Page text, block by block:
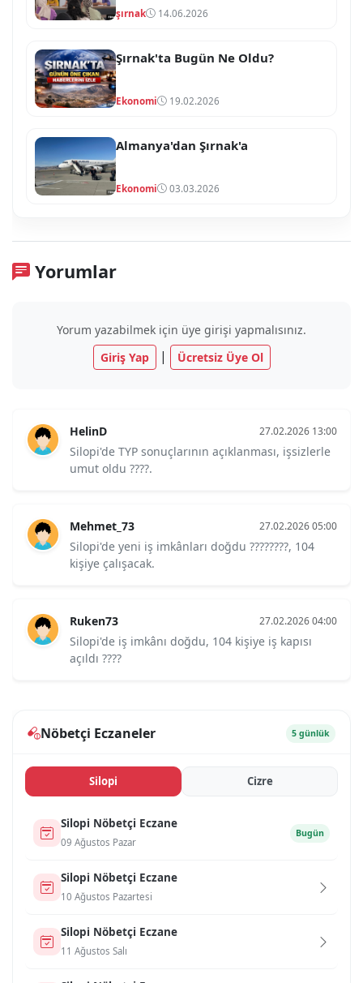
şırnak 14.06.2026
Şırnak'ta Bugün Ne Oldu?
Ekonomi 19.02.2026
Almanya'dan Şırnak'a
Ekonomi 03.03.2026
Yorumlar
Yorum yazabilmek için üye girişi yapmalısınız.
Giriş Yap
| Ücretsiz Üye Ol
HelinD 27.02.2026 13:00
Silopi'de TYP sonuçlarının açıklanması, işsizlerle
umut oldu ????.
Mehmet_73 27.02.2026 05:00
Silopi'de yeni iş imkânları doğdu ????????, 104
kişiye çalışacak.
Ruken73 27.02.2026 04:00
Silopi'de iş imkânı doğdu, 104 kişiye iş kapısı
açıldı ????
Nöbetçi Eczaneler 5 günlük
Si̇lopi̇ Ci̇zre
Si̇lopi̇ Nöbetçi Eczane
09 Ağustos Pazar
Bugün
Si̇lopi̇ Nöbetçi Eczane
10 Ağustos Pazartesi
Si̇lopi̇ Nöbetçi Eczane
11 Ağustos Salı